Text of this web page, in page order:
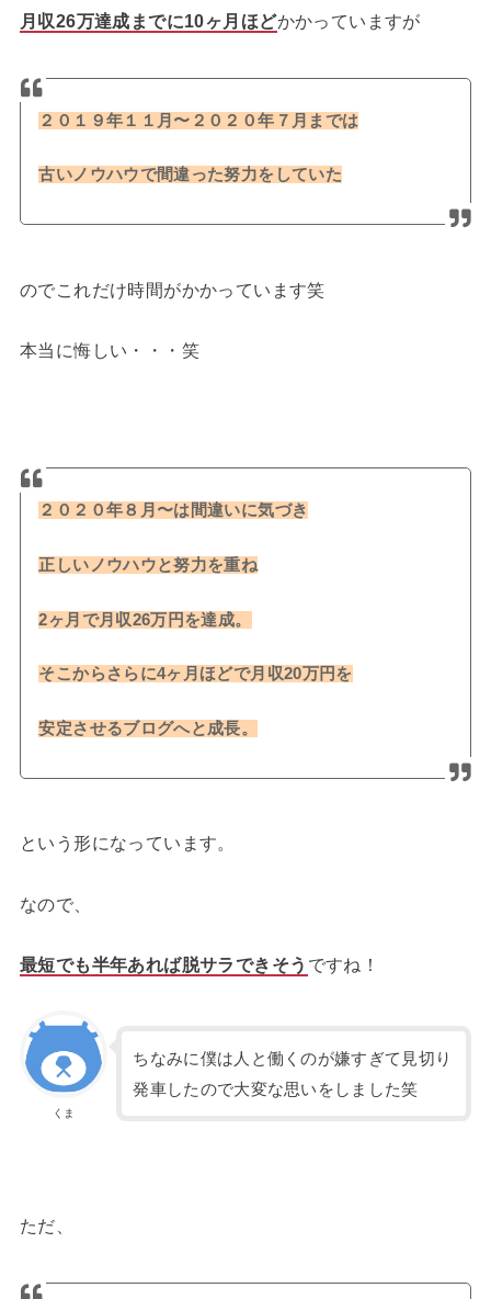
月収26万達成までに10ヶ月ほどかかっていますが
２０１９年１１月〜２０２０年７月までは
古いノウハウで間違った努力をしていた
のでこれだけ時間がかかっています笑
本当に悔しい・・・笑
２０２０年８月〜は間違いに気づき
正しいノウハウと努力を重ね
2ヶ月で月収26万円を達成。
そこからさらに4ヶ月ほどで月収20万円を
安定させるブログへと成長。
という形になっています。
なので、
最短でも半年あれば脱サラできそう ですね！
くま
ちなみに僕は人と働くのが嫌すぎて見切り
発車したので大変な思いをしました笑
ただ、